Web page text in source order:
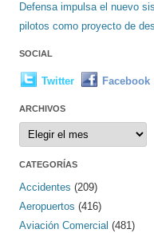
Defensa impulsa el nuevo
pilotos como proyecto de
SOCIAL
Twitter Facebook
ARCHIVOS
Archivos
CATEGORÍAS
Accidentes (209)
Aeropuertos (416)
Aviación Comercial (481)